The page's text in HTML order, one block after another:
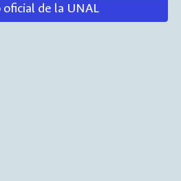
oficial de la UNAL